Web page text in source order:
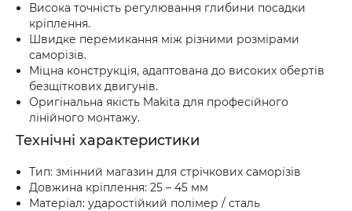
Висока точність регулювання глибини посадки
кріплення.
Швидке перемикання між різними розмірами
саморізів.
Міцна конструкція, адаптована до високих обертів
безщіткових двигунів.
Оригінальна якість Makita для професійного
лінійного монтажу.
Технічні характеристики
Тип: змінний магазин для стрічкових саморізів
Довжина кріплення: 25 – 45 мм
Матеріал: ударостійкий полімер / сталь